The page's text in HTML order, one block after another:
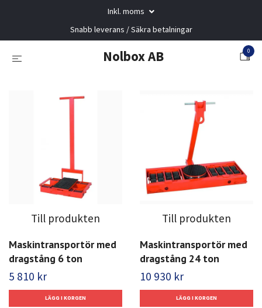
Inkl. moms
Snabb leverans / Säkra betalningar
Nolbox AB 0
Till produkten
Maskintransportör med
dragstång 6 ton
5 810 kr
Till produkten
Maskintransportör med
dragstång 24 ton
10 930 kr